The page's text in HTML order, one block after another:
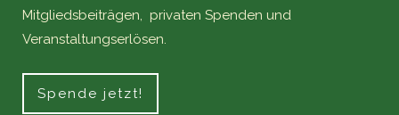
Mitgliedsbeiträgen, privaten Spenden und
Veranstaltungserlösen.
Spende jetzt!